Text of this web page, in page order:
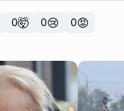
0🤯 0😢 0😡